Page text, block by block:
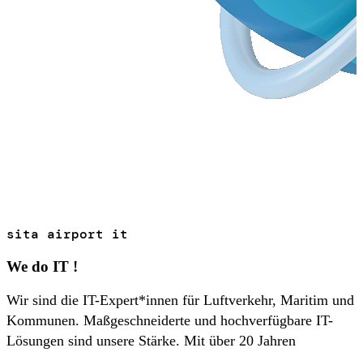
sita airport it
We do IT !
Wir sind die IT-Expert*innen für Luftverkehr, Maritim und
Kommunen. Maßgeschneiderte und hochverfügbare IT-
Lösungen sind unsere Stärke. Mit über 20 Jahren